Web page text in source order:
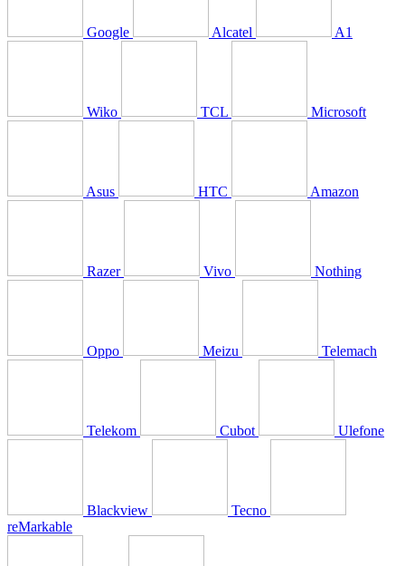
Google Alcatel A1
Wiko TCL Microsoft
Asus HTC Amazon
Razer Vivo Nothing
Oppo Meizu Telemach
Telekom Cubot Ulefone
Blackview
Tecno
reMarkable